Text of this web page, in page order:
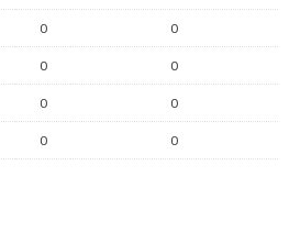
0 0
0 0
0 0
0 0